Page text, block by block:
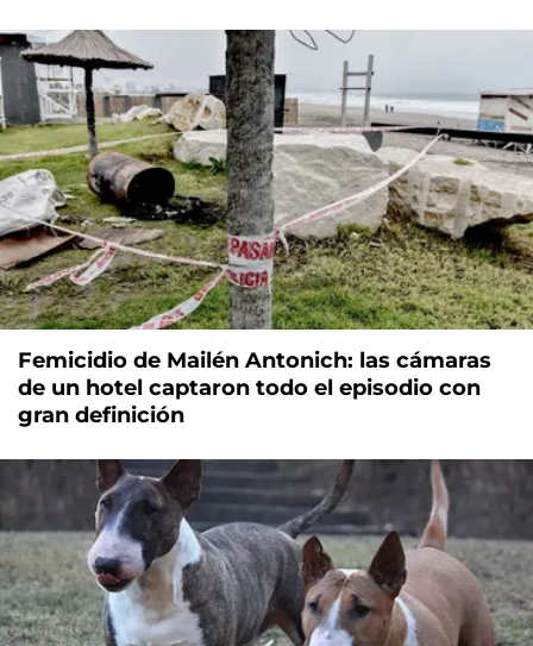
Femicidio de Mailén Antonich: las cámaras
de un hotel captaron todo el episodio con
gran definición